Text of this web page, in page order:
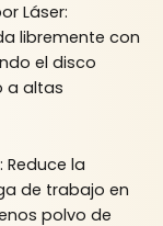
Láser:
libremente con
el disco
a altas
Reduce la
de trabajo en
polvo de